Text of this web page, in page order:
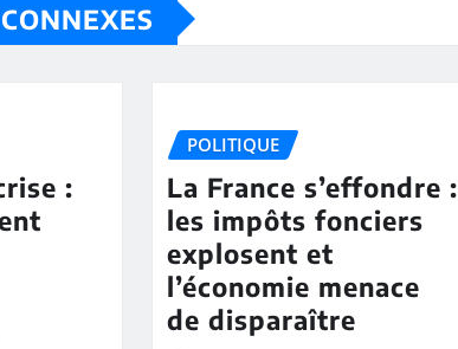
:
POLITIQUE
La France s’effondre :
les impôts fonciers
explosent et
l’économie menace
de disparaître